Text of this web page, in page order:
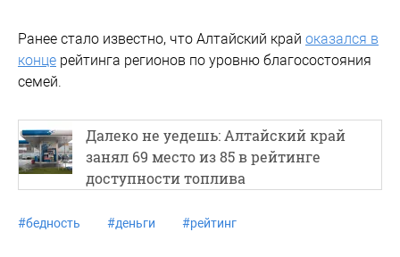
Ранее стало известно, что Алтайский край оказался в
конце рейтинга регионов по уровню благосостояния
семей.
Далеко не уедешь: Алтайский край
занял 69 место из 85 в рейтинге
доступности топлива
#бедность #деньги #рейтинг